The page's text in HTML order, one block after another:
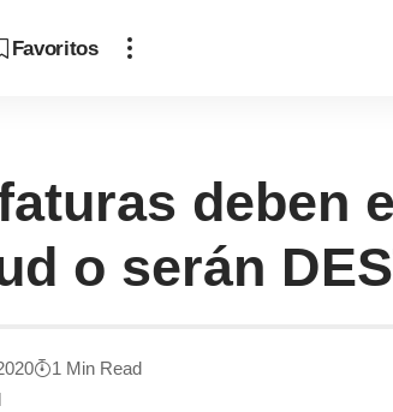
Favoritos
deben
o serán
1 Min Read